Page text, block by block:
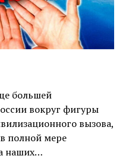
большей
вокруг фигуры
вызова,
полной мере
наших…